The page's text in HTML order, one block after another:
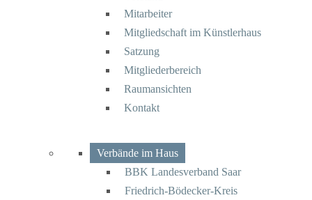
Mitarbeiter
Mitgliedschaft im Künstlerhaus
Satzung
Mitgliederbereich
Raumansichten
Kontakt
Verbände im Haus
BBK Landesverband Saar
Friedrich-Bödecker-Kreis